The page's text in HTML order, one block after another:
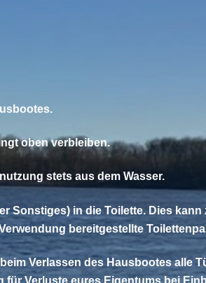
oben verbleiben.
stets aus dem Wasser.
Sonstiges) in die Toilette. Dies
bereitgestellte
Verlassen des Hausbootes alle